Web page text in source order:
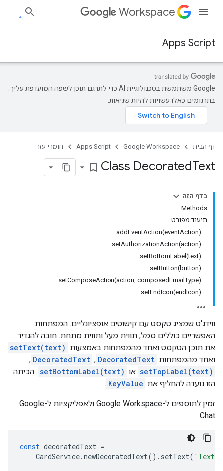
Workspace
Apps Script
‫Google משתמשת בטכנולוגיית AI כדי לתרגם תוכן לשפה המועדפת עליך.
בתרגומים כאלו עשויות להיות שגיאות.
דף הבית Google Workspace
Apps Script חומרי עזר
Class DecoratedText
bookmark_border
בדף הזה
Methods
תיעוד מפורט
addEventAction(eventAction)
setAuthorizationAction(action)
setBottomLabel(text)
setButton(button)
setComposeAction(action, composedEmailType)
setEndIcon(endIcon)
ווידג'ט שמציג טקסט עם קישוטים אופציונליים. המפתחות
האפשריים כוללים סמל, תווית מעל ותווית מתחת. חובה להגדיר
את תוכן הטקסט ואחד מהמפתחות באמצעות setText(text)
ואחד מהמפתחות DecoratedText
,
DecoratedText
,
setTopLabel(text) או setBottomLabel(text) . הכיתה
הזו נועדה להחליף את KeyValue
.
זמין לתוספים ל-Google Workspace ולאפליקציות ל-Google
Chat.
const decoratedText =
CardService.newDecoratedText(). setText( 'Text'